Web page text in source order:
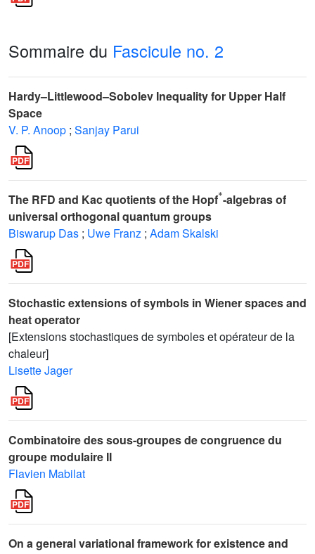
Sommaire du Fascicule no. 2
Hardy–Littlewood–Sobolev Inequality for Upper Half
Space
V. P. Anoop ; Sanjay Parui
The RFD and Kac quotients of the Hopf
*
-algebras of
universal orthogonal quantum groups
Biswarup Das ; Uwe Franz ; Adam Skalski
Stochastic extensions of symbols in Wiener spaces and
heat operator
[Extensions stochastiques de symboles et opérateur de la
chaleur]
Lisette Jager
Combinatoire des sous-groupes de congruence du
groupe modulaire II
Flavien Mabilat
On a general variational framework for existence and